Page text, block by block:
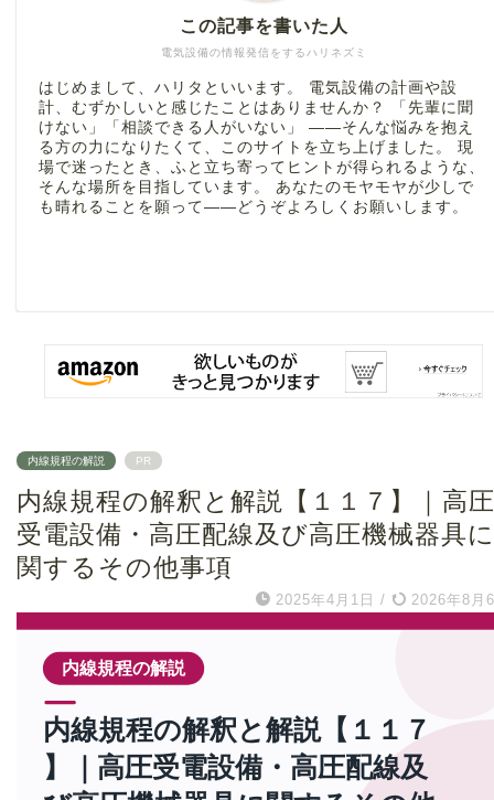
電気設備の情報発信をするハリネズミ
この記事を書いた人
はじめまして、ハリタといいます。 電気設備の計画や設
計、むずかしいと感じたことはありませんか？ 「先輩に聞
けない」「相談できる人がいない」 ――そんな悩みを抱え
る方の力になりたくて、このサイトを立ち上げました。 現
場で迷ったとき、ふと立ち寄ってヒントが得られるような、
そんな場所を目指しています。 あなたのモヤモヤが少しで
も晴れることを願って――どうぞよろしくお願いします。
内線規程の解説 PR
内線規程の解釈と解説【１１７】｜高圧
受電設備・高圧配線及び高圧機械器具に
関するその他事項
2025年4月1日 / 2026年8月